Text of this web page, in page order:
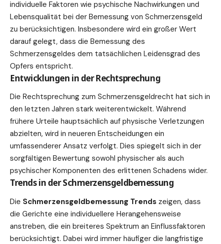
individuelle Faktoren wie psychische Nachwirkungen und
Lebensqualität bei der Bemessung von Schmerzensgeld
zu berücksichtigen. Insbesondere wird ein großer Wert
darauf gelegt, dass die Bemessung des
Schmerzensgeldes dem tatsächlichen Leidensgrad des
Opfers entspricht.
Entwicklungen in der Rechtsprechung
Die Rechtsprechung zum Schmerzensgeldrecht hat sich in
den letzten Jahren stark weiterentwickelt. Während
frühere Urteile hauptsächlich auf physische Verletzungen
abzielten, wird in neueren Entscheidungen ein
umfassenderer Ansatz verfolgt. Dies spiegelt sich in der
sorgfältigen Bewertung sowohl physischer als auch
psychischer Komponenten des erlittenen Schadens wider.
Trends in der Schmerzensgeldbemessung
Die Schmerzensgeldbemessung Trends zeigen, dass
die Gerichte eine individuellere Herangehensweise
anstreben, die ein breiteres Spektrum an Einflussfaktoren
berücksichtigt. Dabei wird immer häufiger die langfristige